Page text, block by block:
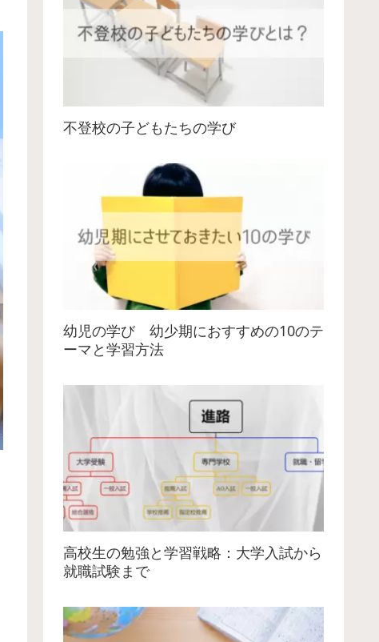
不登校の子どもたちの学び
幼児の学び 幼少期におすすめの10のテ
ーマと学習方法
高校生の勉強と学習戦略：大学入試から
就職試験まで